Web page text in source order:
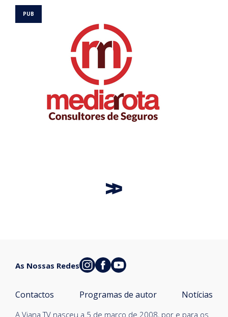
A Viana TV nasceu a 5 de março de 2008, por e para os
Contactos Programas de autor Notícias
As Nossas Redes